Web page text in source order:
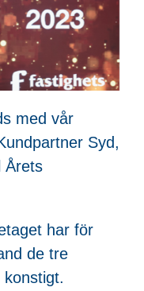
med vår
Syd,
Årets
har för
de tre